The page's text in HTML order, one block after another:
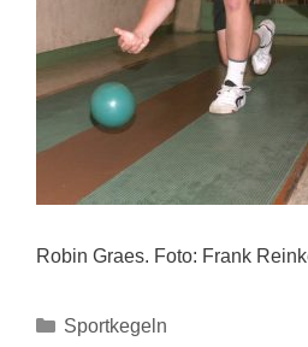
Robin Graes. Foto: Frank
Sportkegeln